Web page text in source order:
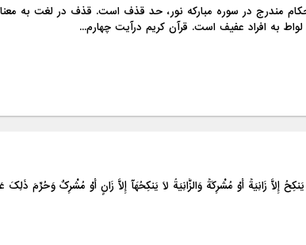
مندرج در سوره مبارکه نور، حد قذف است. قذف در لغت به
به افراد عفیف است. قرآن کریم درآیت چهارم...